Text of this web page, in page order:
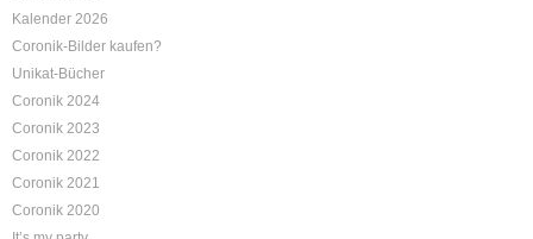
Kalender 2026
Coronik-Bilder kaufen?
Unikat-Bücher
Coronik 2024
Coronik 2023
Coronik 2022
Coronik 2021
Coronik 2020